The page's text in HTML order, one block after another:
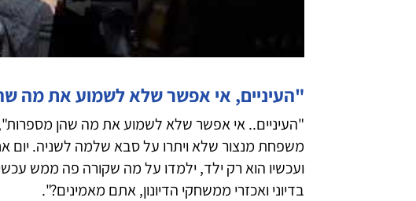
"העיניים, אי אפשר שלא לשמוע את מה
"העיניים.. אי אפשר שלא לשמוע את מה שהן
משפחת מנצור שלא ויתרו על סבא שלמה לשניה. יום
ועכשיו הוא רק ילד, ילמדו על מה שקורה פה ממש
בדיוני ואכזרי ממשחקי הדיונון, אתם מאמינים?".